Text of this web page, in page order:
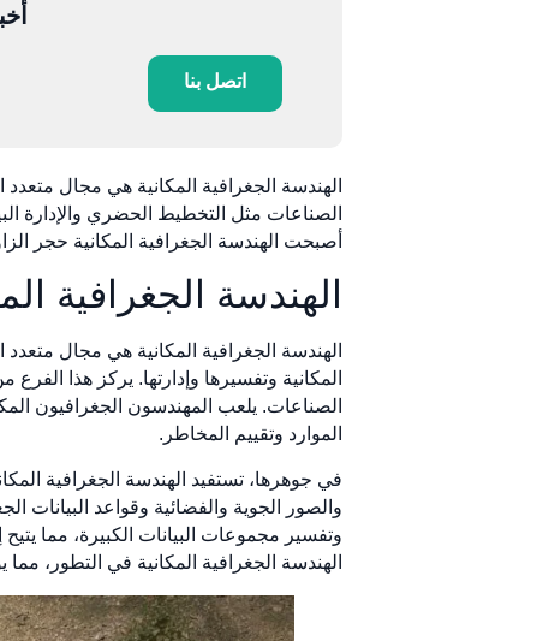
اتصل بنا
الهندسة الجغرافية المكانية هي مجال
الصناعات مثل التخطيط الحضري والإدارة
أصبحت الهندسة الجغرافية المكانية حجر
الهندسة الجغرافية
الهندسة الجغرافية المكانية هي مجال
المكانية وتفسيرها وإدارتها. يركز هذا
الصناعات. يلعب المهندسون الجغرافيون
الموارد وتقييم المخاطر.
والصور الجوية والفضائية وقواعد البيانات
وتفسير مجموعات البيانات الكبيرة، مما
الهندسة الجغرافية المكانية في التطور،